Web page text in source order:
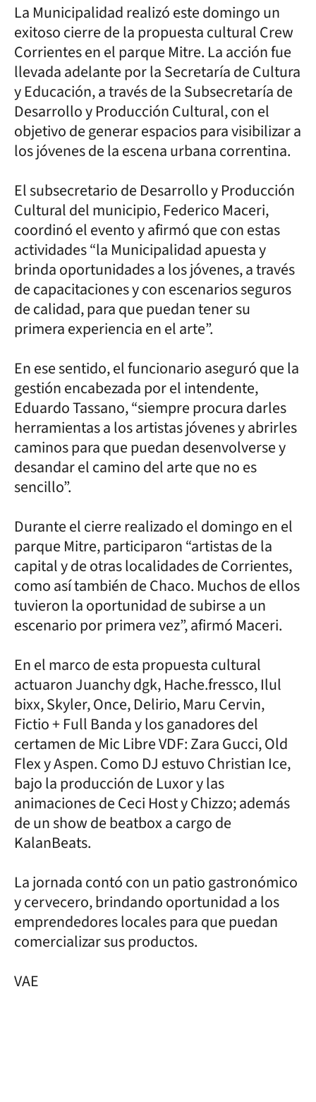
La Municipalidad realizó este domingo un
exitoso cierre de la propuesta cultural Crew
Corrientes en el parque Mitre. La acción fue
llevada adelante por la Secretaría de Cultura
y Educación, a través de la Subsecretaría de
Desarrollo y Producción Cultural, con el
objetivo de generar espacios para visibilizar a
los jóvenes de la escena urbana correntina.
El subsecretario de Desarrollo y Producción
Cultural del municipio, Federico Maceri,
coordinó el evento y afirmó que con estas
actividades “la Municipalidad apuesta y
brinda oportunidades a los jóvenes, a través
de capacitaciones y con escenarios seguros
de calidad, para que puedan tener su
primera experiencia en el arte”.
En ese sentido, el funcionario aseguró que la
gestión encabezada por el intendente,
Eduardo Tassano, “siempre procura darles
herramientas a los artistas jóvenes y abrirles
caminos para que puedan desenvolverse y
desandar el camino del arte que no es
sencillo”.
Durante el cierre realizado el domingo en el
parque Mitre, participaron “artistas de la
capital y de otras localidades de Corrientes,
como así también de Chaco. Muchos de ellos
tuvieron la oportunidad de subirse a un
escenario por primera vez”, afirmó Maceri.
En el marco de esta propuesta cultural
actuaron Juanchy dgk, Hache.fressco, Ilul
bixx, Skyler, Once, Delirio, Maru Cervin,
Fictio + Full Banda y los ganadores del
certamen de Mic Libre VDF: Zara Gucci, Old
Flex y Aspen. Como DJ estuvo Christian Ice,
bajo la producción de Luxor y las
animaciones de Ceci Host y Chizzo; además
de un show de beatbox a cargo de
KalanBeats.
La jornada contó con un patio gastronómico
y cervecero, brindando oportunidad a los
emprendedores locales para que puedan
comercializar sus productos.
VAE